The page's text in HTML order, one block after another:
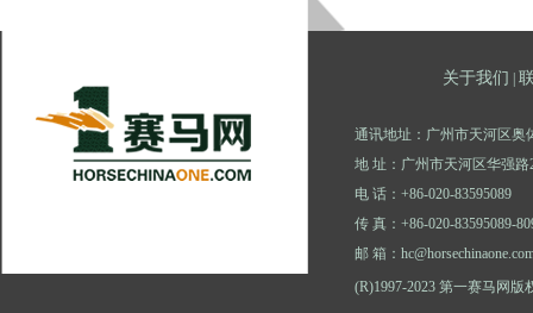
关于我们
通讯地址：广州市天河区奥
地 址：广州市天河区华强路
电 话：+86-020-83595089
传 真：+86-020-83595089-
邮 箱：
(R)1997-2023 第一赛马网版